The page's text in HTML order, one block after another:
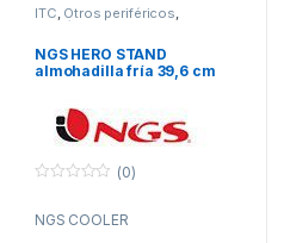
ITC, Otros periféricos,
Periféricos
NGS HERO STAND
almohadilla fría 39,6 cm
u
(0)
NGS COOLER